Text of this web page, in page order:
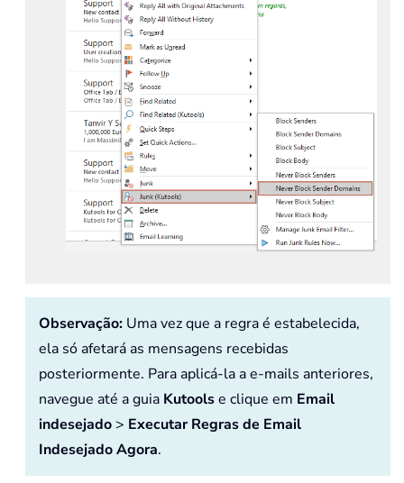
Observação: Uma vez que a regra é estabelecida,
ela só afetará as mensagens recebidas
posteriormente. Para aplicá-la a e-mails anteriores,
navegue até a guia Kutoolse clique em Email
indesejado > Executar Regras de Email
IndesejadoAgora.